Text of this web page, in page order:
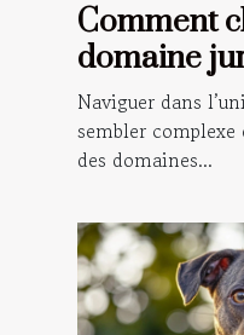
Comment
domaine
votre
Naviguer dans
sembler
des domaines...